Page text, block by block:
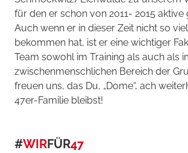
für den er schon von 2011- 2015 aktive
Auch wenn er in dieser Zeit nicht so
bekommen hat, ist er eine wichtiger
Team sowohl im Training als auch als
zwischenmenschlichen Bereich der
freuen uns, das Du, „Dome“, ach
47er-Familie bleibst!
#WIRFÜR47